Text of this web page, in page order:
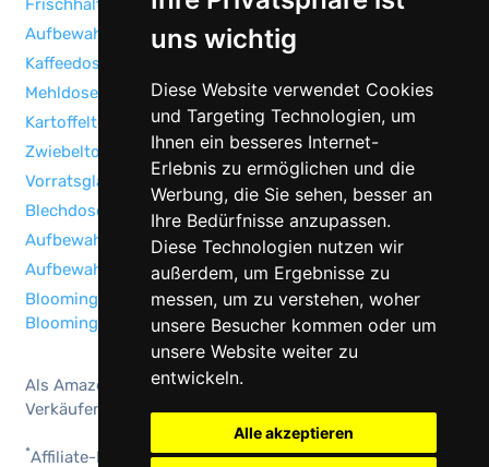
uns wichtig
Diese Website verwendet Cookies
und Targeting Technologien, um
Ihnen ein besseres Internet-
Erlebnis zu ermöglichen und die
Werbung, die Sie sehen, besser an
Ihre Bedürfnisse anzupassen.
Diese Technologien nutzen wir
außerdem, um Ergebnisse zu
messen, um zu verstehen, woher
unsere Besucher kommen oder um
unsere Website weiter zu
entwickeln.
Alle akzeptieren
Frischhaltedosen Rosa
Aufbewahrungsdose Nudeln
Kaffeedose
Mehldose
Kartoffeltopf
Zwiebeltopf
Vorratsgläser
Blechdosen
Aufbewahrungsdosen Babynahrung
Aufbewahrungsdose Bad
Bloomingville Behälter mit Deckel & Vorratsdose von
Bloomingville
Als Amazon-Partner verdiene ich an qualifizierten
Verkäufen.
*Affiliate-Link zu Amazon